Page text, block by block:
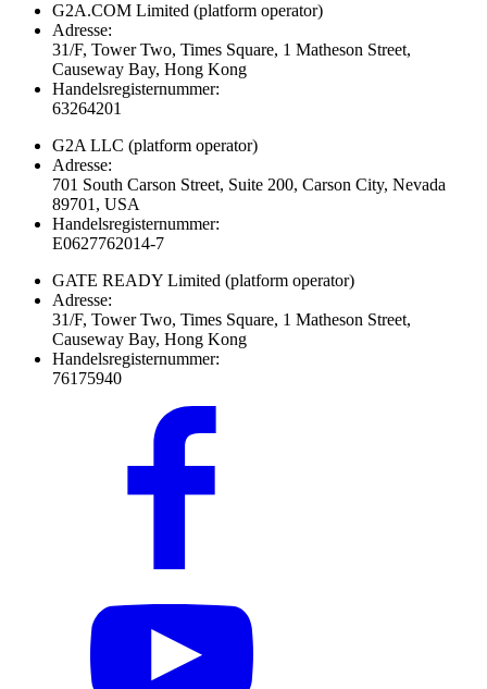
G2A.COM Limited (platform operator)
Adresse:
31/F, Tower Two, Times Square, 1 Matheson Street,
Causeway Bay, Hong Kong
Handelsregisternummer:
63264201
G2A LLC (platform operator)
Adresse:
701 South Carson Street, Suite 200, Carson City, Nevada
89701, USA
Handelsregisternummer:
E0627762014-7
GATE READY Limited (platform operator)
Adresse:
31/F, Tower Two, Times Square, 1 Matheson Street,
Causeway Bay, Hong Kong
Handelsregisternummer:
76175940